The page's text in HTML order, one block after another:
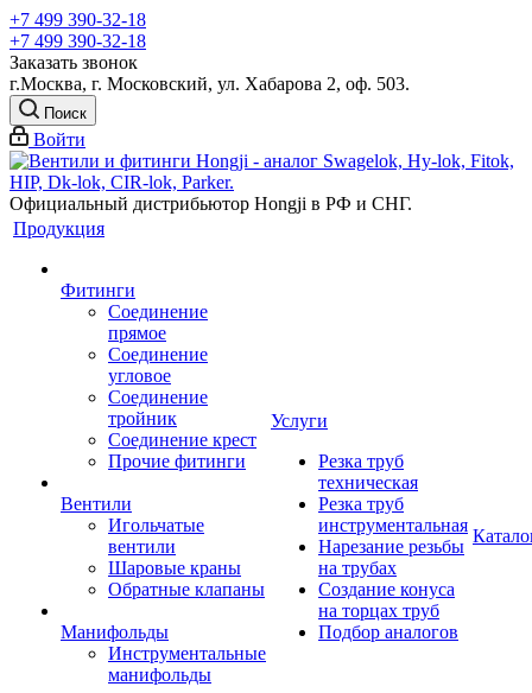
+7 499 390-32-18
+7 499 390-32-18
Заказать звонок
г.Москва, г. Московский, ул. Хабарова 2, оф. 503.
Поиск
Войти
Официальный дистрибьютор Hongji в РФ и СНГ.
Продукция
Фитинги
Соединение
прямое
Соединение
угловое
Соединение
тройник
Соединение крест
Прочие фитинги
Вентили
Игольчатые
вентили
Шаровые краны
Обратные клапаны
Манифольды
Инструментальные
манифольды
Услуги
Резка труб
техническая
Резка труб
инструментальная
Нарезание резьбы
на трубах
Создание конуса
на торцах труб
Подбор аналогов